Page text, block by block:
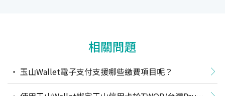
相關問題
玉山Wallet電子支付支援哪些繳費項目呢？